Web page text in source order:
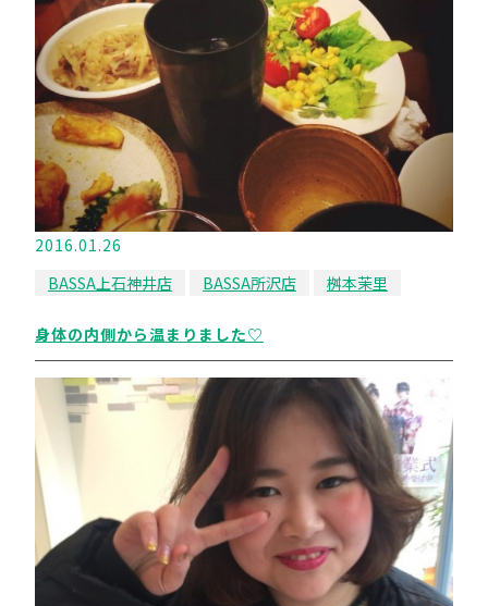
2016.01.26
BASSA上石神井店
BASSA所沢店 桝本茉里
身体の内側から温まりました♡